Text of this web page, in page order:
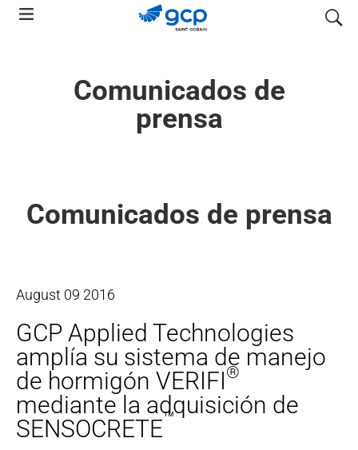
Skip
search
Comunicados de
prensa
Comunicados de prensa
August 09 2016
GCP Applied Technologies
amplía su sistema de manejo
de hormigón VERIFI®
mediante la adquisición de
SENSOCRETE™